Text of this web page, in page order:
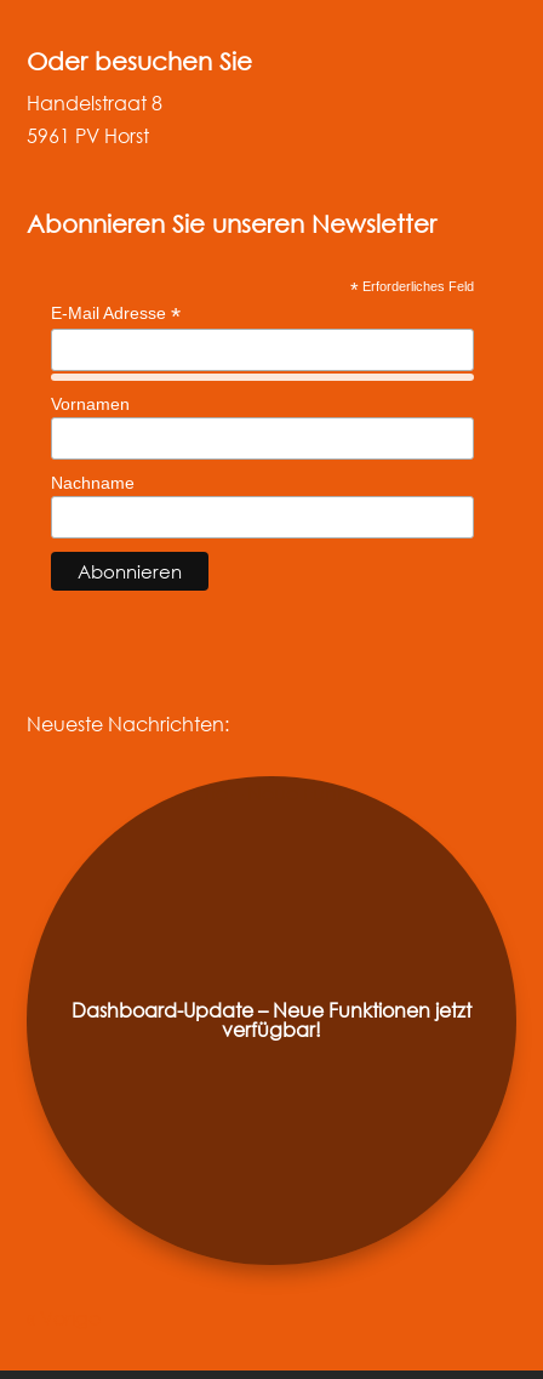
Oder besuchen Sie
Handelstraat 8
5961 PV Horst
Abonnieren Sie unseren Newsletter
* Erforderliches Feld
E-Mail Adresse*
Vornamen
Nachname
Neueste Nachrichten:
Dashboard-Update – Neue Funktionen jetzt
verfügbar!